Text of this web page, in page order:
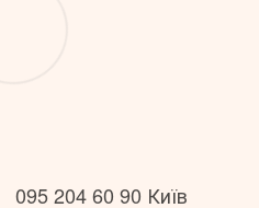
095 204 60 90 Київ